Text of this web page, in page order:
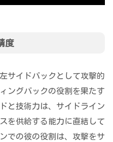
度
サイドバックとして攻撃的
ングバックの役割を果たす
と技術力は、サイドライン
を供給する能力に直結して
での彼の役割は、攻撃をサ